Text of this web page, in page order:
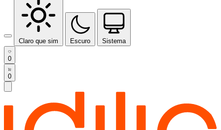
Claro que sim Escuro Sistema
0
0